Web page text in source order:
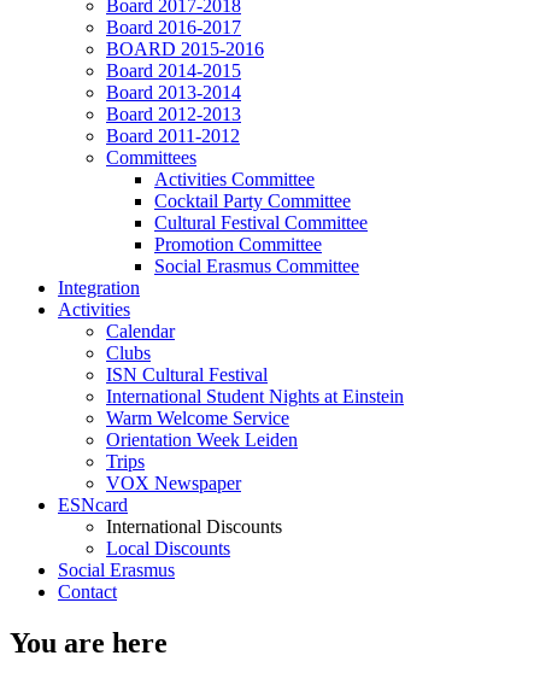
Board 2017-2018
Board 2016-2017
BOARD 2015-2016
Board 2014-2015
Board 2013-2014
Board 2012-2013
Board 2011-2012
Committees
Activities Committee
Cocktail Party Committee
Cultural Festival Committee
Promotion Committee
Social Erasmus Committee
Integration
Activities
Calendar
Clubs
ISN Cultural Festival
International Student Nights at Einstein
Warm Welcome Service
Orientation Week Leiden
Trips
VOX Newspaper
ESNcard
International Discounts
Local Discounts
Social Erasmus
Contact
You are here